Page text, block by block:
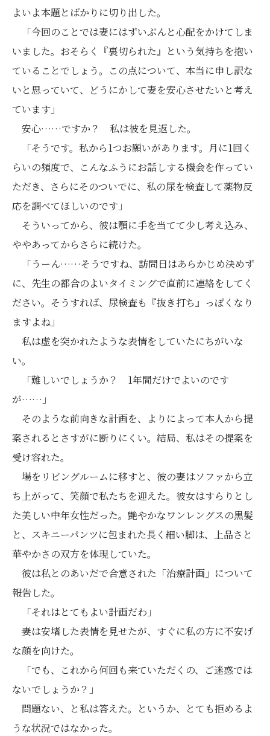
よいよ本題とばかりに切り出した。
「今回のことでは妻にはずいぶんと心配をかけてしま
いました。おそらく『裏切られた』という気持ちを抱い
ていることでしょう。この点について、本当に申し訳な
いと思っていて、どうにかして妻を安心させたいと考え
ています」
安心……ですか？ 私は彼を見返した。
「そうです。私から1つお願いがあります。月に1回く
らいの頻度で、こんなふうにお話しする機会を作ってい
ただき、さらにそのついでに、私の尿を検査して薬物反
応を調べてほしいのです」
そういってから、彼は顎に手を当てて少し考え込み、
ややあってからさらに続けた。
「うーん……そうですね、訪問日はあらかじめ決めず
に、先生の都合のよいタイミングで直前に連絡をしてく
ださい。そうすれば、尿検査も『抜き打ち』っぽくなり
ますよね」
私は虚を突かれたような表情をしていたにちがいな
い。
「難しいでしょうか？ 1年間だけでよいのです
が……」
そのような前向きな計画を、よりによって本人から提
案されるとさすがに断りにくい。結局、私はその提案を
受け容れた。
場をリビングルームに移すと、彼の妻はソファから立
ち上がって、笑顔で私たちを迎えた。彼女はすらりとし
た美しい中年女性だった。艶やかなワンレングスの黒髪
と、スキニーパンツに包まれた長く細い脚は、上品さと
華やかさの双方を体現していた。
彼は私とのあいだで合意された「治療計画」について
報告した。
「それはとてもよい計画だわ」
妻は安堵した表情を見せたが、すぐに私の方に不安げ
な顔を向けた。
「でも、これから何回も来ていただくの、ご迷惑では
ないでしょうか？」
問題ない、と私は答えた。というか、とても拒めるよ
うな状況ではなかった。